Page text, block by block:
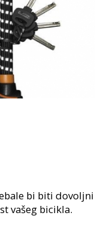
bi biti dovoljni
vašeg bicikla.